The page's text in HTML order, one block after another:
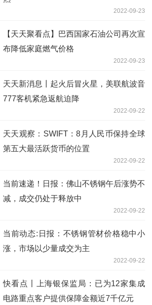
2022-09-23
【天天聚看点】巴西国家石油公司再次宣
布降低家庭燃气价格
2022-09-23
天天新消息丨起火后冒火星，美联航波音
777客机紧急返航迫降
2022-09-22
天天观察：SWIFT：8月人民币保持全球
第五大最活跃货币的位置
2022-09-22
当前速递！日报：佛山不锈钢午后涨势不
减，成交仍处于释放中
2022-09-22
当前动态:日报：不锈钢管材价格稳中小
涨，市场以少量成交为主
2022-09-22
快看点丨上海银保监局：已为12家集成
电路重点客户提供保障金额近7千亿元